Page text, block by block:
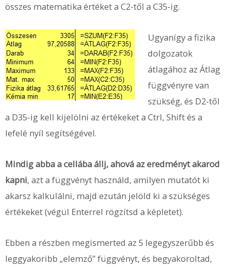
összes matematika értéket a C2-től a C35-ig.
Ugyanígy a fizika
dolgozatok
átlagához az Átlag
függvényre van
szükség, és D2-től
a D35-ig kell kijelölni az értékeket a Ctrl, Shift és a
lefelé nyíl segítségével.
Mindig abba a cellába állj, ahová az eredményt akarod
kapni, azt a függvényt használd, amilyen mutatót ki
akarsz kalkulálni, majd ezután jelöld ki a szükséges
értékeket (végül Enterrel rögzítsd a képletet).
Ebben a részben megismerted az 5 legegyszerűbb és
leggyakoribb „elemző” függvényt, és begyakoroltad,